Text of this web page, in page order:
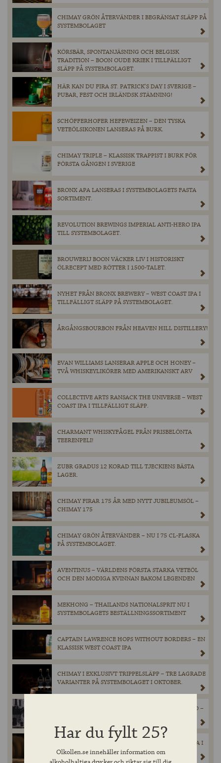
CHIMAY GRÖN ÅTERVÄNDER I BEGRÄNSAT SLÄPP PÅ
SYSTEMBOLAGET
KÖRSBÄR, SPONTANJÄSNING OCH BELGISK
TRADITION – BOON OUDE KRIEK I TILLFÄLLIGT
SLÄPP PÅ SYSTEMBOLAGET.
HÄR KAN DU FIRA ST. PATRICK’S DAY I SVERIGE –
PUBAR, FEST OCH IRLÄNDSK STÄMNING!
SCHÖFFERHOFER HEFEWEIZEN – DEN TYSKA
VETEÖLSIKONEN LANSERAS PÅ BURK.
CHIMAY TRIPLE – KLASSISK TRAPPIST I BURK FÖR
FÖRSTA GÅNGEN I SVERIGE
BRONX APA LANSERAS I SYSTEMBOLAGETS FASTA
SORTIMENT.
REVOLUTION BREWINGS IMPERIAL ANTI-HERO IPA
TILL SYSTEMBOLAGET.
BROUWERIJ BOON VÄCKER LIV I HISTORISKT
ÖLRECEPT MED RÖTTER I 1500-TALET.
NYHET FRÅN BRONX BREWERY – WEST COAST IPA I
TILLFÄLLIGT SLÄPP PÅ SYSTEMBOLAGET.
ÅRGÅNGSBOURBON FRÅN HEAVEN HILL DISTILLERY!
EVAN WILLIAMS LANSERAR APPLE OCH HONEY –
TVÅ WHISKEYLIKÖRER MED AMERIKANSKT ARV
COLLECTIVE ARTS RANSACK THE UNIVERSE – WEST
COAST IPA I TILLFÄLLIGT SLÄPP.
CHARMANT WHISKYFÅGEL FRÅN PRISBELÖNTA
TEERENPELI!
ZUBR GRADUS 12 KORAD TILL TJECKIENS BÄSTA
LAGER.
CHIMAY FIRAR 175 ÅR MED NYTT JUBILEUMSÖL –
CHIMAY 175
CHIMAY GRÖN ÅTERVÄNDER – NU I 75 CL-FLASKA
PÅ SYSTEMBOLAGET.
AVENTINUS – VÄRLDENS FÖRSTA STARKA VETEÖL
OCH DEN MODIGA KVINNAN BAKOM LEGENDEN
MEKHONG – THAILANDS NATIONALSPRIT NU I
SYSTEMBOLAGETS BESTÄLLNINGSSORTIMENT
CAPTAIN LAWRENCE HOPS WITHOUT BORDERS – EN
KLASSISK WEST COAST IPA
CHIMAY I EXKLUSIVT TRIPPELSLÄPP – TRE LAGRADE
VARIANTER PÅ SYSTEMBOLAGET I OKTOBER.
HISTORIEN OM THE GREAT LONDON BEER FLOOD –
TALAS OM
BOON MARIAGE PARFAIT 10 – JUBILEUMSUTGÅVA I
TILLFÄLLIGT SLÄPP PÅ SYSTEMBOLAGET 19
SEPTEMBER.
Har du fyllt 25?
Olkollen.se innehåller information om